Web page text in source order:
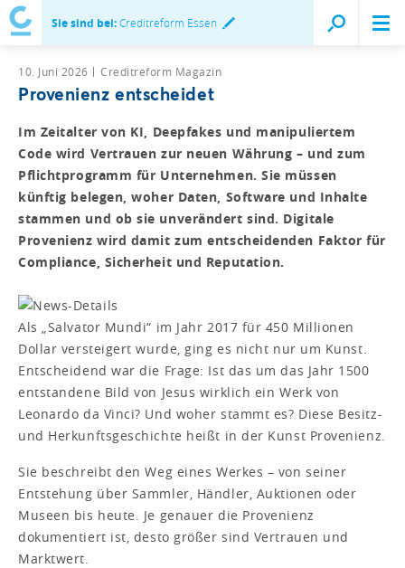
Sie sind bei:Creditreform Essen
10. Juni 2026 Creditreform Magazin
Provenienz entscheidet
Im Zeitalter von KI, Deepfakes und manipuliertem
Code wird Vertrauen zur neuen Währung – und zum
Pflichtprogramm für Unternehmen. Sie müssen
künftig belegen, woher Daten, Software und Inhalte
stammen und ob sie unverändert sind. Digitale
Provenienz wird damit zum entscheidenden Faktor für
Compliance, Sicherheit und Reputation.
Als „Salvator Mundi“ im Jahr 2017 für 450 Millionen
Dollar versteigert wurde, ging es nicht nur um Kunst.
Entscheidend war die Frage: Ist das um das Jahr 1500
entstandene Bild von Jesus wirklich ein Werk von
Leonardo da Vinci? Und woher stammt es? Diese Besitz-
und Herkunftsgeschichte heißt in der Kunst Provenienz.
Sie beschreibt den Weg eines Werkes – von seiner
Entstehung über Sammler, Händler, Auktionen oder
Museen bis heute. Je genauer die Provenienz
dokumentiert ist, desto größer sind Vertrauen und
Marktwert.